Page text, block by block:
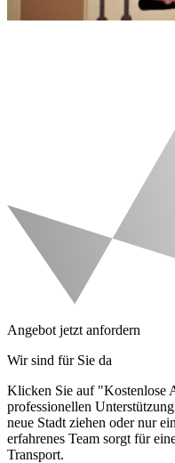
Angebot jetzt anfordern
Wir sind für Sie da
Klicken Sie auf "Kostenlose
professionellen
neue Stadt ziehen oder nur
erfahrenes Team sorgt für
Transport.